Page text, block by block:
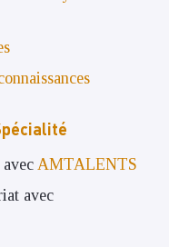
AMTALENTS
avec